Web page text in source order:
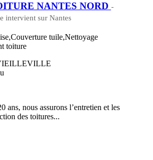
NANTES NORD -
intervient sur Nantes
tuile,Nettoyage
toiture
ans, nous assurons l’entretien et les
des toitures...